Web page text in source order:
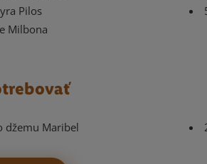
Pilos
Milbona
džemu Maribel